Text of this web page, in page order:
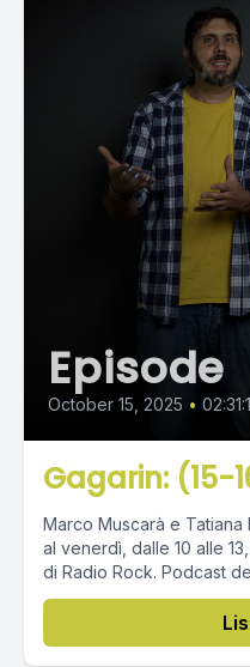
Episode
October 15, 2025 •
Gagarin: (15-
Marco Muscarà e
al venerdì, dalle 10 alle
di Radio Rock. Podcast